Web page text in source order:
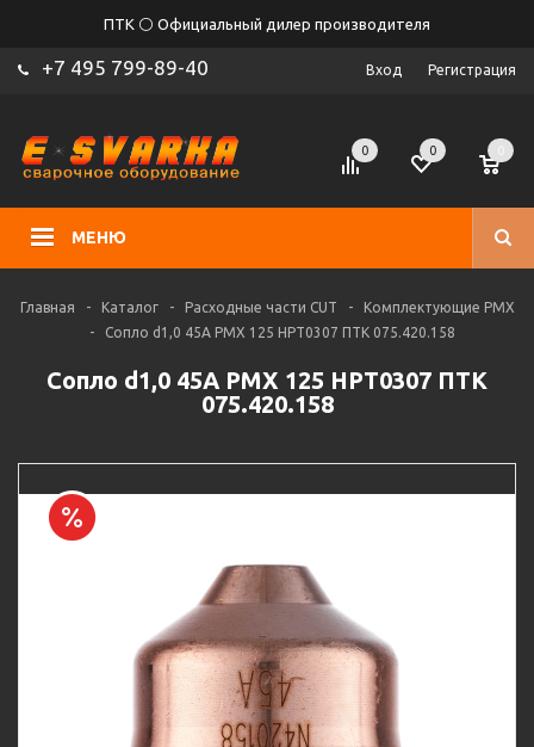
ПТК ⚪ Официальный дилер производителя
+7 495 799-89-40 Вход Регистрация
МЕНЮ
0 0
Главная - Каталог - Расходные части CUT -
Комплектующие PMX
-
Сопло d1,0 45A PMX 125 HPT0307 ПТК 075.420.158
Сопло d1,0 45A PMX 125 HPT0307 ПТК
075.420.158